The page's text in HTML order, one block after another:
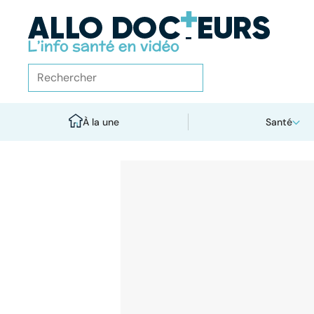
À la une Santé